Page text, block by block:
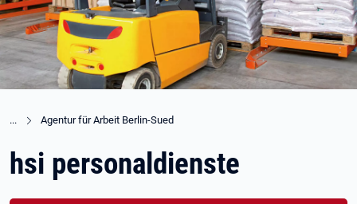
Agentur für Arbeit Berlin-Sued
hsi personaldienste